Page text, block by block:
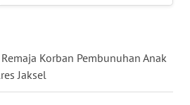
Korban Pembunuhan Anak
Jaksel